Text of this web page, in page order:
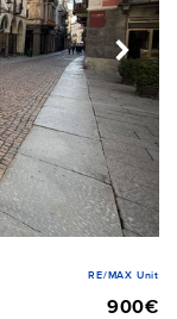
RE/MAX Unit
900€